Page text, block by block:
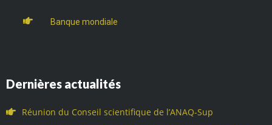
Banque mondiale
Dernières actualités
Réunion du Conseil scientifique de l’ANAQ-Sup